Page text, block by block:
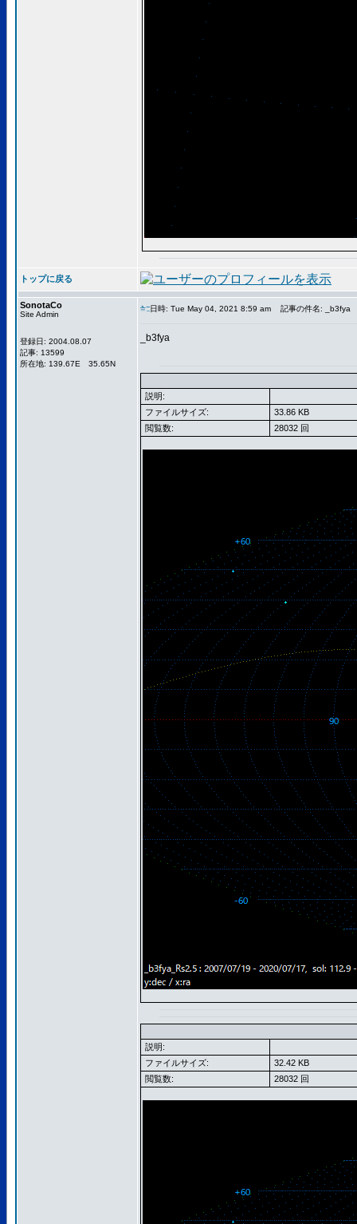
トップに戻る
SonotaCo
Site Admin
登録日: 2004.08.07
記事: 13599
所在地: 139.67E 35.65N
日時: Tue May 04, 2021 8:59 am 記事の件名: _b3fya
_b3fya
説明:
ファイルサイズ:
33.86 KB
閲覧数:
28032 回
説明:
ファイルサイズ:
32.42 KB
閲覧数:
28032 回